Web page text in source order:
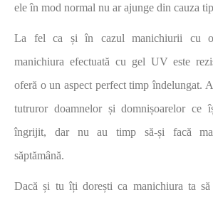
ele în mod normal nu ar ajunge din cauza
La fel ca și în cazul manichiurii cu
manichiura efectuată cu gel UV este
oferă o un aspect perfect timp îndelungat.
tutruror doamnelor și domnișoarelor ce
îngrijit, dar nu au timp să-și facă
săptămână.
Dacă și tu îți dorești ca manichiura ta să